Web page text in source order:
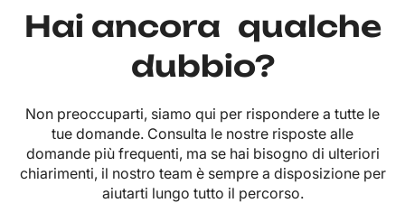
Hai ancora qualche
dubbio?
Non preoccuparti, siamo qui per rispondere a tutte le
tue domande. Consulta le nostre risposte alle
domande più frequenti, ma se hai bisogno di ulteriori
chiarimenti, il nostro team è sempre a disposizione per
aiutarti lungo tutto il percorso.